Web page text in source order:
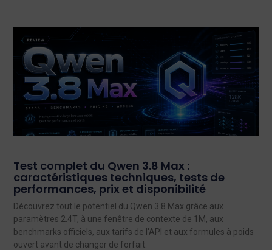
Test complet du Qwen 3.8 Max :
caractéristiques techniques, tests de
performances, prix et disponibilité
Découvrez tout le potentiel du Qwen 3.8 Max grâce aux
paramètres 2.4T, à une fenêtre de contexte de 1M, aux
benchmarks officiels, aux tarifs de l'API et aux formules à poids
ouvert avant de changer de forfait.